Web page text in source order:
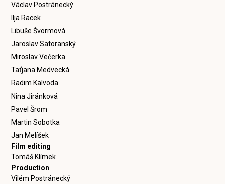
Václav Postránecký
Ilja Racek
Libuše Švormová
Jaroslav Satoranský
Miroslav Večerka
Taťjana Medvecká
Radim Kalvoda
Nina Jiránková
Pavel Šrom
Martin Sobotka
Jan Melíšek
Film editing
Tomáš Klímek
Production
Vilém Postránecký